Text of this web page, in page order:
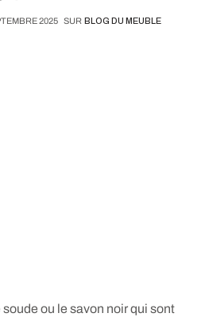
2025 SUR BLOG DU MEUBLE
ou le savon noir qui sont